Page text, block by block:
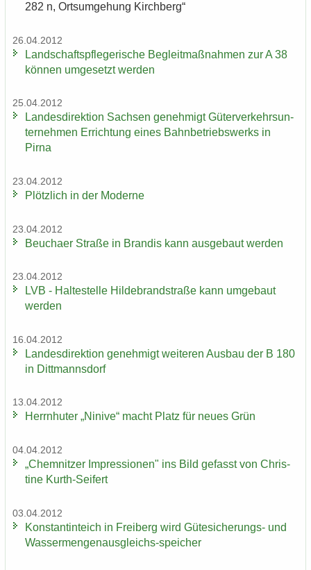
282 n, Orts­um­ge­hung Kirch­berg“
26.04.2012
Land­schafts­pfle­ge­ri­sche Be­gleit­maß­nah­men zur A 38
kön­nen um­ge­setzt wer­den
25.04.2012
Lan­des­di­rek­ti­on Sach­sen ge­neh­migt Gü­ter­ver­kehrs­un­
ter­neh­men Er­rich­tung eines Bahn­be­triebs­werks in
Pirna
23.04.2012
Plötz­lich in der Mo­der­ne
23.04.2012
Beu­cha­er Stra­ße in Bran­dis kann aus­ge­baut wer­den
23.04.2012
LVB - Hal­te­stel­le Hil­de­brand­stra­ße kann um­ge­baut
wer­den
16.04.2012
Lan­des­di­rek­ti­on ge­neh­migt wei­te­ren Aus­bau der B 180
in Ditt­manns­dorf
13.04.2012
Herrn­hu­ter „Ni­ni­ve“ macht Platz für neues Grün
04.04.2012
„Chem­nit­zer Im­pres­sio­nen" ins Bild ge­fasst von Chris­
ti­ne Kurth-​Seifert
03.04.2012
Kon­stan­tin­teich in Frei­berg wird Gütesicherungs-​ und
Wassermengenausgleichs-​speicher